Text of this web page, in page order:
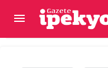
Şanlıurfalı